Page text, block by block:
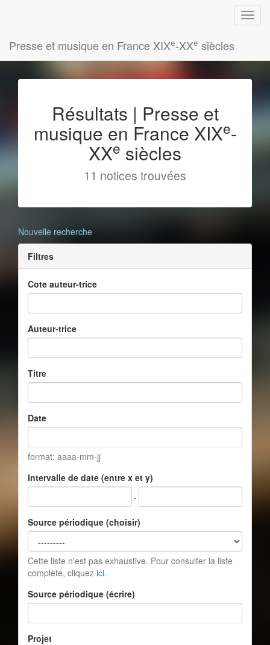
Presse et musique en France XIXe-XXe siècles
Résultats | Presse et
musique en France XIXe-
XXe siècles
11 notices trouvées
Nouvelle recherche
Filtres
Cote auteur-trice
Auteur-trice
Titre
Date
format: aaaa-mm-jj
Intervalle de date (entre x et y)
-
Source périodique (choisir)
Cette liste n'est pas exhaustive. Pour consulter la liste
complète, cliquez ici.
Source périodique (écrire)
Projet